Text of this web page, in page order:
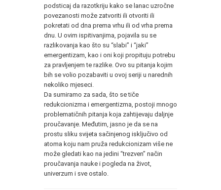
podsticaj da razotkriju kako se lanac uzročne
povezanosti može zatvoriti ili otvoriti ili
pokretati od dna prema vrhu ili od vrha prema
dnu. U ovim ispitivanjima, pojavila su se
razlikovanja kao što su “slabi” i “jaki”
emergentizam, kao i oni koji propituju potrebu
za pravljenjem te razlike. Ovo su pitanja kojim
bih se volio pozabaviti u ovoj seriji u narednih
nekoliko mjeseci.
Da sumiramo za sada, što se tiče
redukcionizma i emergentizma, postoji mnogo
problematičnih pitanja koja zahtijevaju daljnje
proučavanje. Međutim, jasno je da se na
prostu sliku svijeta sačinjenog isključivo od
atoma koju nam pruža redukcionizam više ne
može gledati kao na jedini “trezven” način
proučavanja nauke i pogleda na život,
univerzum i sve ostalo.